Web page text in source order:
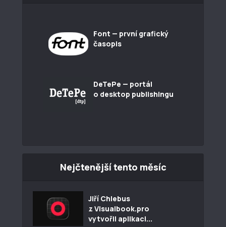
Font — první grafický
časopis
DeTePe — portál
o desktop publishingu
Nejčtenější tento měsíc
Jiří Chlebus
z Visualbook.pro
vytvořil aplikaci...